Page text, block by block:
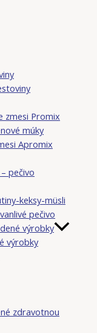
zmesi Promix
múky
Apromix
pečivo
keksy-müsli
pečivo
výrobky
výrobky
zdravotnou